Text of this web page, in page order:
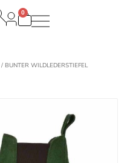
0
Warenkorb
/ BUNTER WILDLEDERSTIEFEL